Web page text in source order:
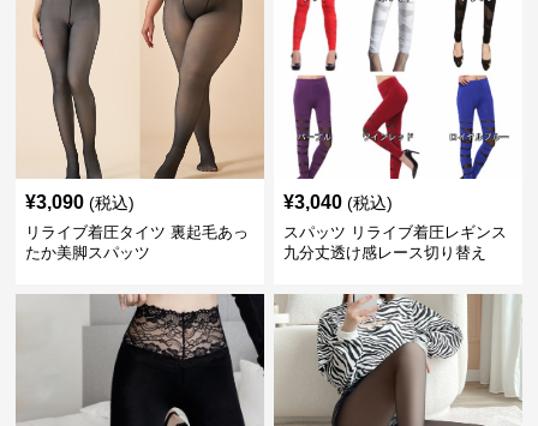
¥3,090 (税込)
リライブ着圧タイツ 裏起毛あっ
たか美脚スパッツ
¥3,040 (税込)
スパッツ リライブ着圧レギンス
九分丈透け感レース切り替え